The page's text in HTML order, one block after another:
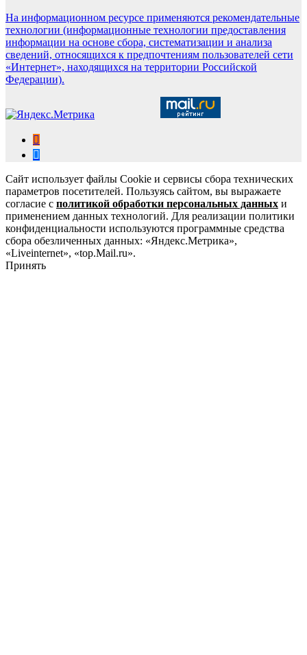
На информационном ресурсе применяются рекомендательные
технологии (информационные технологии предоставления
информации на основе сбора, систематизации и анализа
сведений, относящихся к предпочтениям пользователей сети
«Интернет», находящихся на территории Российской
Федерации).
Сайт использует файлы Cookie и сервисы сбора технических
параметров посетителей. Пользуясь сайтом, вы выражаете
согласие с политикой обработки персональных данных и
применением данных технологий. Для реализации политики
конфиденциальности используются программные средства
сбора обезличенных данных: «Яндекс.Метрика»,
«Liveinternet», «top.Mail.ru».
Принять